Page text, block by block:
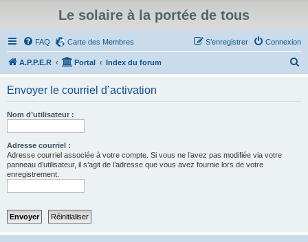
Le solaire à la portée de tous
FAQ Carte des Membres Connexion
S’enregistrer
A.P.P.E.R Portal Index du forum
Envoyer le courriel d’activation
Nom d’utilisateur :
Adresse courriel :
Adresse courriel associée à votre compte. Si vous ne l’avez pas modifiée via votre
panneau d’utilisateur, il s’agit de l’adresse que vous avez fournie lors de votre
enregistrement.